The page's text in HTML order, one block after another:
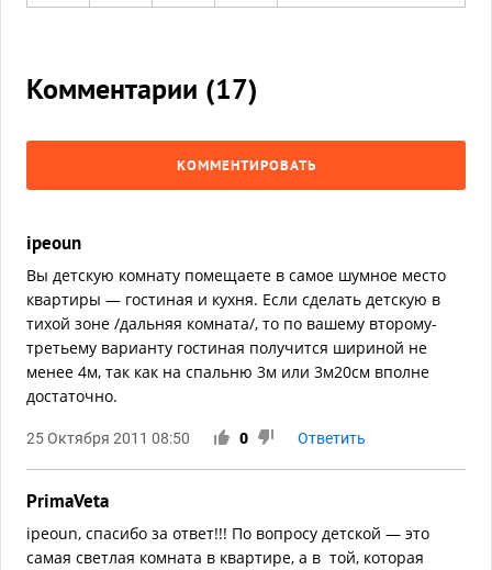
Комментарии (17)
КОММЕНТИРОВАТЬ
ipeoun
Вы детскую комнату помещаете в самое шумное место
квартиры — гостиная и кухня. Если сделать детскую в
тихой зоне /дальняя комната/, то по вашему второму-
третьему варианту гостиная получится шириной не
менее 4м, так как на спальню 3м или 3м20см вполне
достаточно.
25 Октября 2011 08:50 0 Ответить
PrimaVeta
ipeoun, спасибо за ответ!!! По вопросу детской — это
самая светлая комната в квартире, а в той, которая